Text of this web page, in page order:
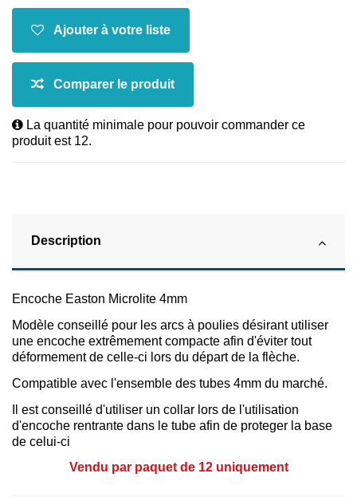
La quantité minimale pour pouvoir commander ce
produit est 12.
Description
Encoche Easton Microlite 4mm
Modèle conseillé pour les arcs à poulies désirant utiliser
une encoche extrêmement compacte afin d'éviter tout
déformement de celle-ci lors du départ de la flèche.
Compatible avec l'ensemble des tubes 4mm du marché.
Il est conseillé d'utiliser un collar lors de l'utilisation
d'encoche rentrante dans le tube afin de proteger la base
de celui-ci
Vendu par paquet de 12 uniquement